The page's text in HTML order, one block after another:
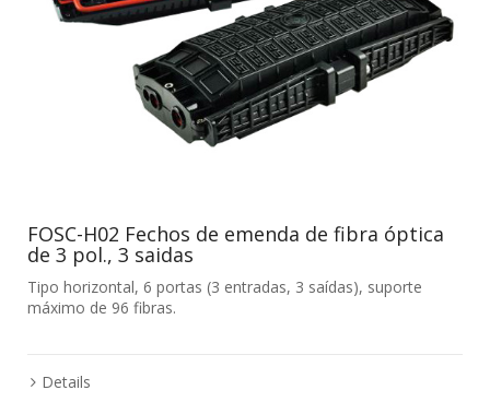
FOSC-H02 Fechos de emenda de fibra óptica
de 3 pol., 3 saidas
Tipo horizontal, 6 portas (3 entradas, 3 saídas), suporte
máximo de 96 fibras.
Details